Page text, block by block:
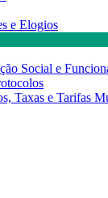
e Elogios
Social e
Taxas e Tarifas